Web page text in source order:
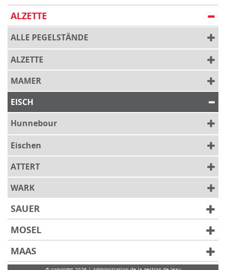
ALZETTE
ALLE PEGELSTÄNDE
ALZETTE
MAMER
EISCH
Hunnebour
Eischen
ATTERT
WARK
SAUER
MOSEL
MAAS